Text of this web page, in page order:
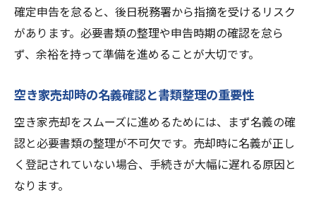
確定申告を怠ると、後日税務署から指摘を受けるリスク
があります。必要書類の整理や申告時期の確認を怠ら
ず、余裕を持って準備を進めることが大切です。
空き家売却時の名義確認と書類整理の重要性
空き家売却をスムーズに進めるためには、まず名義の確
認と必要書類の整理が不可欠です。売却時に名義が正し
く登記されていない場合、手続きが大幅に遅れる原因と
なります。